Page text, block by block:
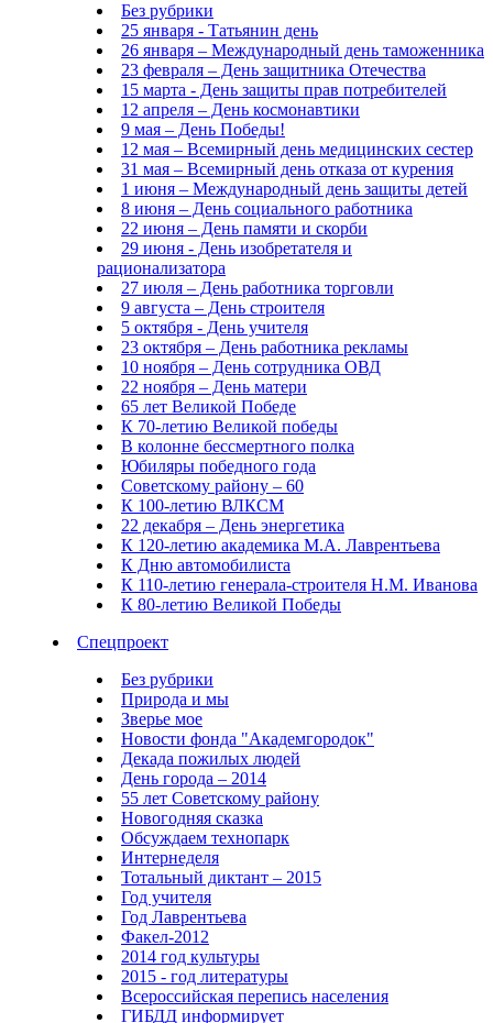
Без рубрики
25 января - Татьянин день
26 января – Международный день таможенника
23 февраля – День защитника Отечества
15 марта - День защиты прав потребителей
12 апреля – День космонавтики
9 мая – День Победы!
12 мая – Всемирный день медицинских сестер
31 мая – Всемирный день отказа от курения
1 июня – Международный день защиты детей
8 июня – День социального работника
22 июня – День памяти и скорби
29 июня - День изобретателя и
рационализатора
27 июля – День работника торговли
9 августа – День строителя
5 октября - День учителя
23 октября – День работника рекламы
10 ноября – День сотрудника ОВД
22 ноября – День матери
65 лет Великой Победе
К 70-летию Великой победы
В колонне бессмертного полка
Юбиляры победного года
Советскому району – 60
К 100-летию ВЛКСМ
22 декабря – День энергетика
К 120-летию академика М.А. Лаврентьева
К Дню автомобилиста
К 110-летию генерала-строителя Н.М. Иванова
К 80-летию Великой Победы
Спецпроект
Без рубрики
Природа и мы
Зверье мое
Новости фонда "Академгородок"
Декада пожилых людей
День города – 2014
55 лет Советскому району
Новогодняя сказка
Обсуждаем технопарк
Интернеделя
Тотальный диктант – 2015
Год учителя
Год Лаврентьева
Факел-2012
2014 год культуры
2015 - год литературы
Всероссийская перепись населения
ГИБДД информирует